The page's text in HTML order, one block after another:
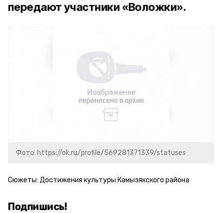
передают участники «Воложки».
Фото: https://ok.ru/profile/569281371339/statuses
Сюжеты: Достижения культуры Камызякского района
Подпишись!